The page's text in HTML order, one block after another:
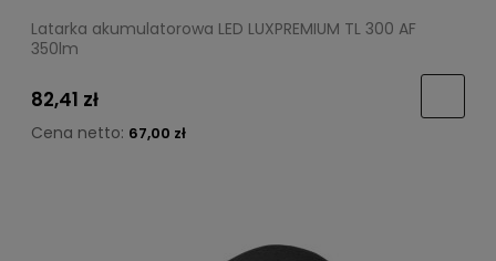
Latarka akumulatorowa LED LUXPREMIUM TL 300 AF
350lm
82,41 zł
Cena netto: 67,00 zł